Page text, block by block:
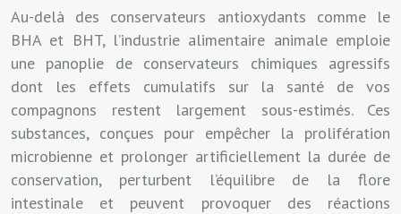
Au-delà des conservateurs antioxydants comme le
BHA et BHT, l’industrie alimentaire animale emploie
une panoplie de conservateurs chimiques agressifs
dont les effets cumulatifs sur la santé de vos
compagnons restent largement sous-estimés. Ces
substances, conçues pour empêcher la prolifération
microbienne et prolonger artificiellement la durée de
conservation, perturbent l’équilibre de la flore
intestinale et peuvent provoquer des réactions